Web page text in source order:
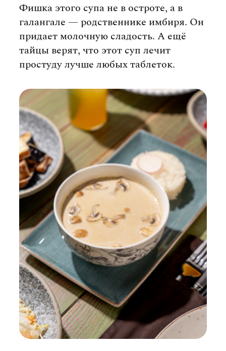
Фишка этого супа не в остроте, а в
галангале — родственнике имбиря. Он
придает молочную сладость. А ещё
тайцы верят, что этот суп лечит
простуду лучше любых таблеток.